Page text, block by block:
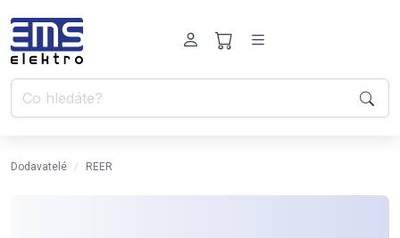
Dodavatelé REER